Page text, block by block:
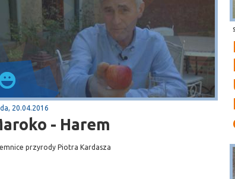
20.04.2016
- Harem
przyrody Piotra Kardasza